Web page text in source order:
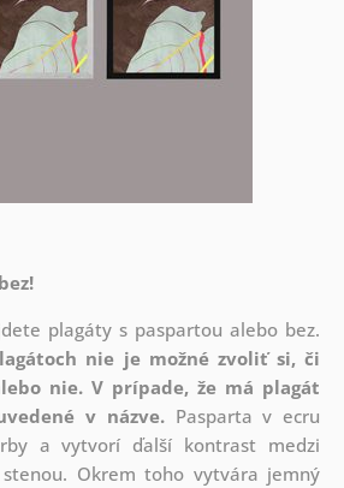
plagáty s paspartou alebo bez.
nie je možné zvoliť si, či
nie. V prípade, že má plagát
v názve.Pasparta v ecru
a vytvorí ďalší kontrast medzi
Okrem toho vytvára jemný